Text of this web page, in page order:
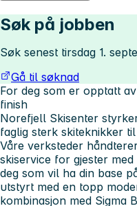
Søk på jobben
Søk senest tirsdag 1.
Gå til søknad
For deg som er opptatt
finish
Norefjell Skisenter
faglig sterk skiteknikker
Våre verksteder
skiservice for gjester
deg som vil ha din base
utstyrt med en topp
kombinasjon med Sigma